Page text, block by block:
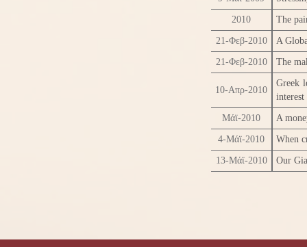
2010 The
21-Φεβ-2010 A
21-Φεβ-2010 The
10-Απρ-2010
Greek
interest
Μάϊ-2010 A
4-Μάϊ-2010 When
13-Μάϊ-2010 Our